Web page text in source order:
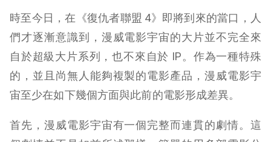
時至今日，在《復仇者聯盟 4》即將到來的當口，人
們才逐漸意識到，漫威電影宇宙的大片並不完全來
自於超級大片系列，也不來自於 IP。作為一種特殊
的，並且尚無人能夠複製的電影產品，漫威電影宇
宙至少在如下幾個方面與此前的電影形成差異。
首先，漫威電影宇宙有一個完整而連貫的劇情。這